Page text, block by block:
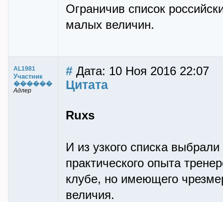
Ограничив список
малых величин.
AL1981
Участник
������
Адлер
# Дата: 10 Ноя 2016 22:07
Цитата
Ruxs
И из узкого списка
практического опыта
клубе, но имеющего
величия.